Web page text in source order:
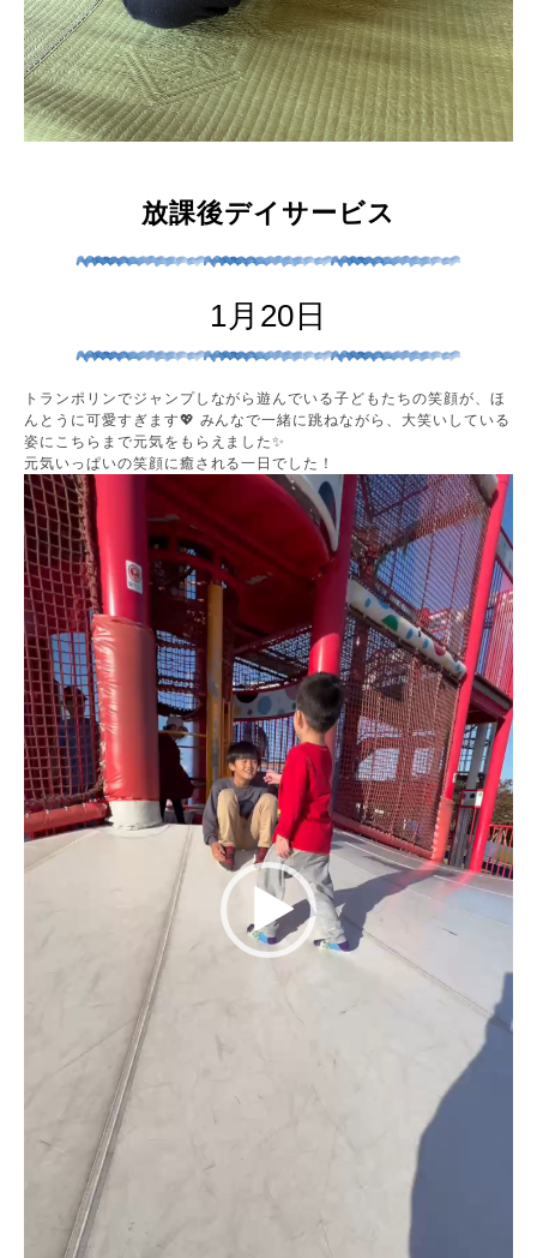
放課後デイサービス
1月20日
トランポリンでジャンプしながら遊んでいる子どもたちの笑顔が、ほ
んとうに可愛すぎます💖 みんなで一緒に跳ねながら、大笑いしている
姿にこちらまで元気をもらえました✨
元気いっぱいの笑顔に癒される一日でした！
動
画
プ
レ
ー
ヤ
ー